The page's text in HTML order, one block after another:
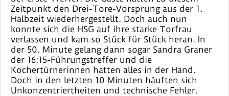
Zeitpunkt den Drei-Tore-Vorsprung aus der 1.
Halbzeit wiederhergestellt. Doch auch nun
konnte sich die HSG auf ihre starke Torfrau
verlassen und kam so Stück für Stück heran. In
der 50. Minute gelang dann sogar Sandra Graner
der 16:15-Führungstreffer und die
Kochertürnerinnen hatten alles in der Hand.
Doch in den letzten 10 Minuten häuften sich
Unkonzentriertheiten und technische Fehler.